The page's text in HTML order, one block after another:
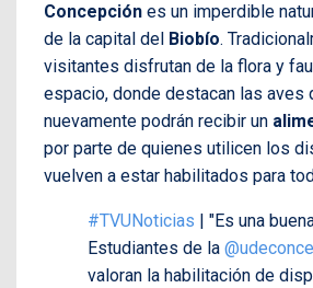
Concepción es un imperdible
de la capital del Biobío.
visitantes disfrutan de la flora y
espacio, donde destacan las aves
nuevamente podrán recibir un
por parte de quienes utilicen los
vuelven a estar habilitados para
#TVUNoticias | "Es una
Estudiantes de la
valoran la habilitación de